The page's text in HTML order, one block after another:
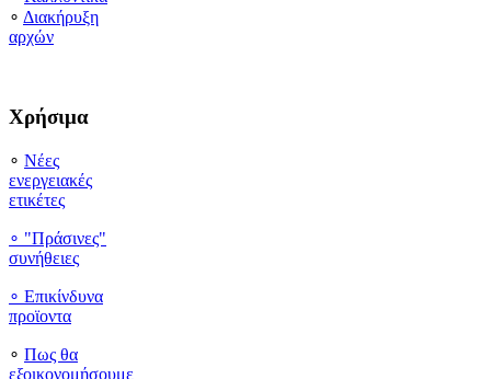
∘ Διακήρυξη
αρχών
Χρήσιμα
∘ Νέες
ενεργειακές
ετικέτες
∘ "Πράσινες"
συνήθειες
∘ Επικίνδυνα
προϊοντα
∘ Πως θα
εξοικονομήσουμε